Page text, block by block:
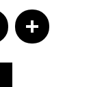
Email